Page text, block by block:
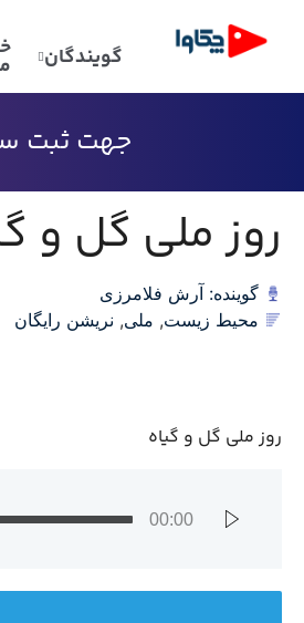
گویندگان
جهت ثبت
روز ملی گل و
گوینده: آرش فلامرزی
محیط زیست, ملی, نریشن رایگان
روز ملی گل و گیاه
00:00